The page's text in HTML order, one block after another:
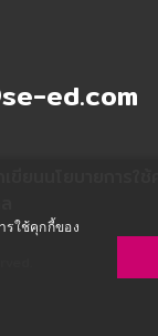
ed.com
รใช้คุกกี้ของ